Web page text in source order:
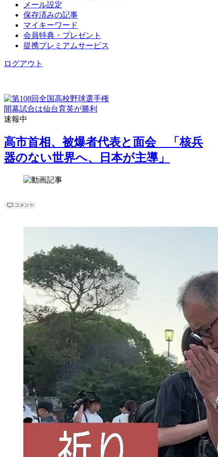
メール設定
保存済みの記事
マイキーワード
会員特典・プレゼント
提携プレミアムサービス
ログアウト
開幕試合は仙台育英が勝利
速報中
高市首相、被爆者代表と面会 「核兵
器のない世界へ、日本が主導」